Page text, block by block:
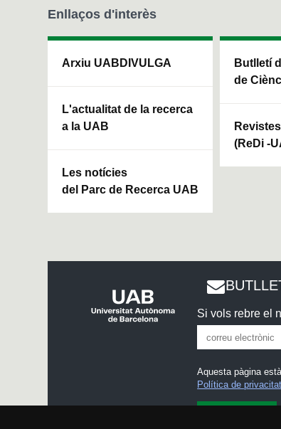
Enllaços d'interès
Arxiu UABDIVULGA
L'actualitat de la recerca
a la UAB
Les notícies
del Parc de Recerca UAB
Butlletí
de
(ReDi -
Si vols rebre el
Aquesta pàgina
Política de privacitat